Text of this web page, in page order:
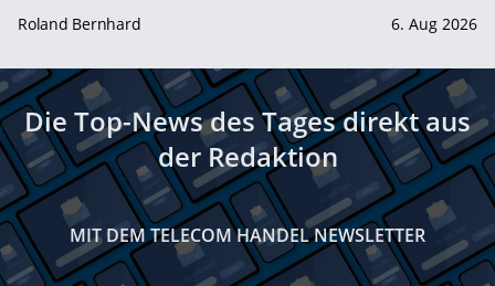
Roland Bernhard 6. Aug 2026
Die Top-News des Tages direkt aus
der Redaktion
MIT DEM TELECOM HANDEL NEWSLETTER